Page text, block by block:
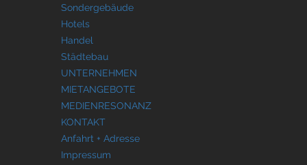
Sondergebäude
Hotels
Handel
Städtebau
UNTERNEHMEN
MIETANGEBOTE
MEDIENRESONANZ
KONTAKT
Anfahrt + Adresse
Impressum